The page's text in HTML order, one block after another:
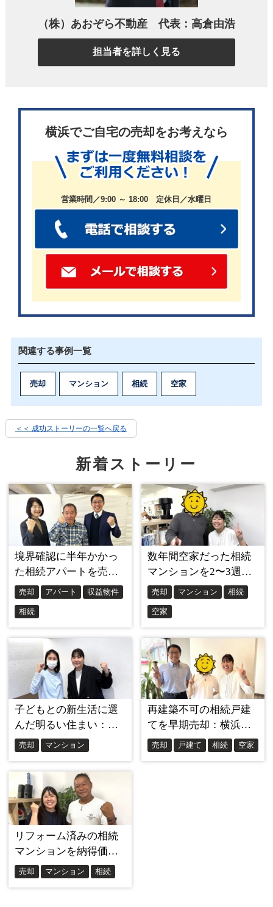
ただ、相続の手続きには時間がかかりましたし、兄
弟間での調整もありましたので、すぐに売却活動を
始められたわけではありませんでした。
その間、マンションは空き家になっていて、1階だっ
たこともあり庭の手入れが行き届かなくなってしま
ったんです。
近隣の方からもご指摘をいただくこともあり、「こ
れ以上放置するわけにはいかない」という思いが強
くなっていきました。
大手ではなく地域密着の会社を選んだ理
実は私、以前不動産業に携わっていたことがあるん
です。
ですから、不動産売却の流れや業界の仕組みについ
だからこそ、今回の売却では最初から「大手の不動
産会社ではなく、小規模で地域に根ざした会社にお
願いしよう」と決めていたんです。
大手は確かに知名度がありますし、安心感もあるか
もしれません。
でも、私の経験から言わせていただくと、本当に大
切なのは「誠実に、丁寧に対応してくれるかどう
か」なんですよね。
そういう視点であおぞら不動産さんのホームページ
を拝見したとき、「ここなら信頼できそうだ」と直
感的に感じました。
実際にお問い合わせをしてみると、その直感は正し
（株）あおぞら不動産 代表：高倉由浩
担当者を詳しく見る
横浜でご自宅の売却をお考えなら
営業時間／9:00 ～ 18:00 定休日／水曜日
関連する事例一覧
売却 マンション 相続 空家
＜＜ 成功ストーリーの一覧へ戻る
新着ストーリー